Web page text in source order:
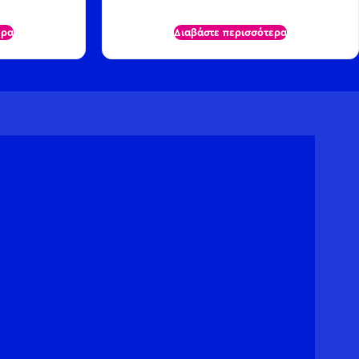
Διαβάστε περισσότερα